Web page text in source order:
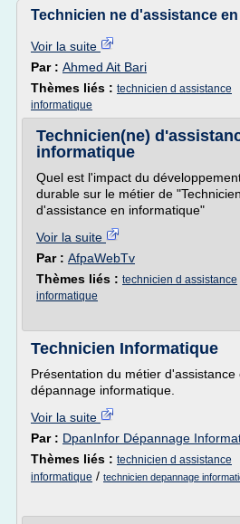
Technicien ne d'assistance
Voir la suite
Par : Ahmed Ait Bari
Thèmes liés : technicien d assistance
informatique
Technicien(ne)
informatique
Quel est l'impact du
durable sur le métier de
d'assistance en informatique"
Voir la suite
Par : AfpaWebTv
Thèmes liés : technicien d assistance
informatique
Technicien Informatique
Présentation du métier d'assistance
dépannage informatique.
Voir la suite
Par : DpanInfor Dépannage
Thèmes liés : technicien d assistance
informatique / technicien depannage